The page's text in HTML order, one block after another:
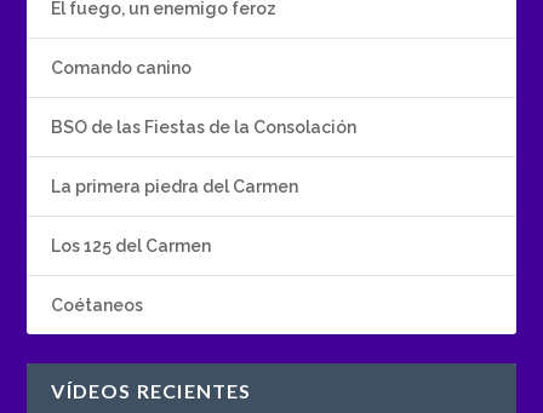
El fuego, un enemigo feroz
Comando canino
BSO de las Fiestas de la Consolación
La primera piedra del Carmen
Los 125 del Carmen
Coétaneos
VÍDEOS RECIENTES